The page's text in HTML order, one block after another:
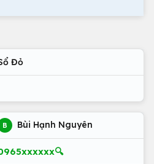
Đỏ
B Bùi Hạnh Nguyên